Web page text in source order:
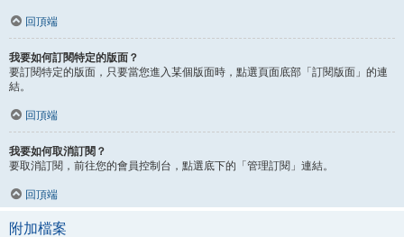
回頂端
我要如何訂閱特定的版面？
要訂閱特定的版面，只要當您進入某個版面時，點選頁面底部「訂閱版面」的連
結。
回頂端
我要如何取消訂閱？
要取消訂閱，前往您的會員控制台，點選底下的「管理訂閱」連結。
回頂端
附加檔案